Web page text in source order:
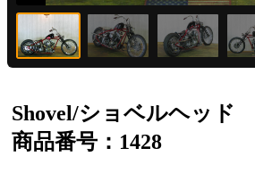
Shovel/ショベルヘッド
商品番号：1428